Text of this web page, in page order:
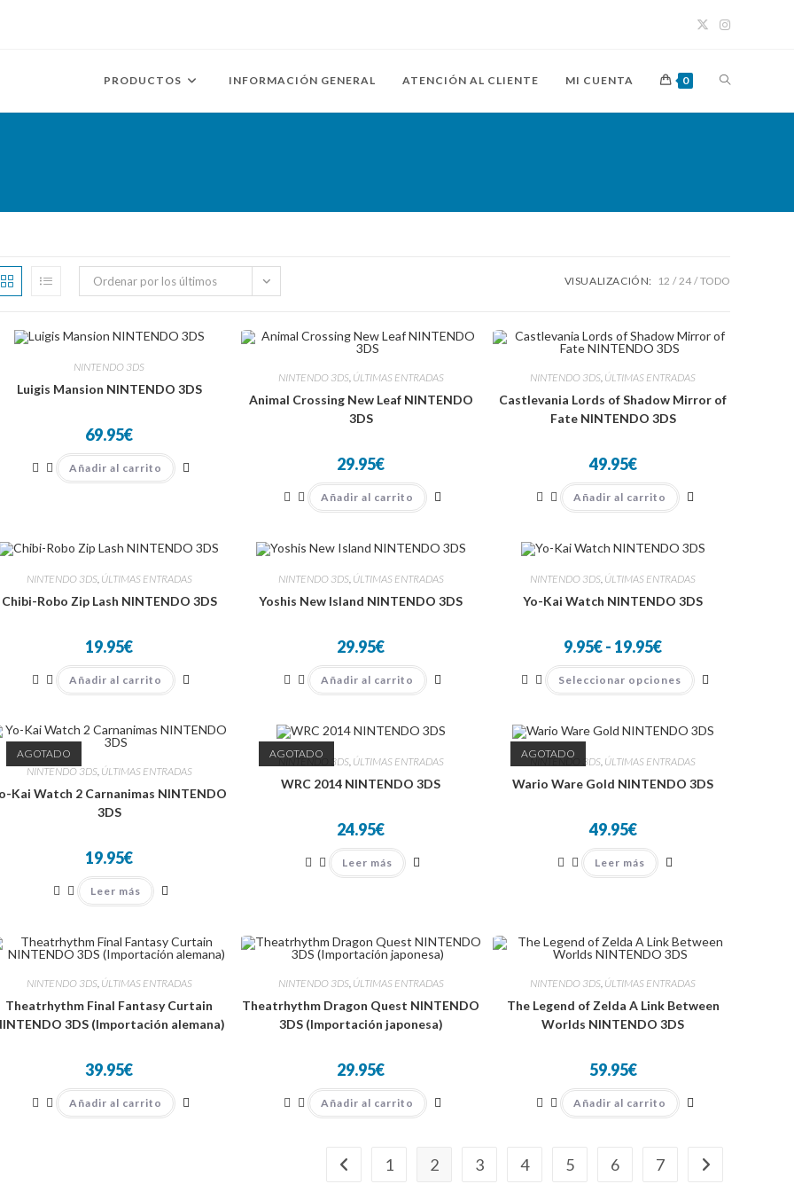
PRODUCTOS INFORMACIÓN GENERAL ATENCIÓN AL CLIENTE MI CUENTA 0 ALTERNAR
Ordenar por los últimos VISUALIZACIÓN: 12 24 TODO
NINTENDO 3DS
Luigis Mansion NINTENDO 3DS
69.95€
Añadir al carrito
NINTENDO 3DS, ÚLTIMAS ENTRADAS
Animal Crossing New Leaf NINTENDO
3DS
29.95€
Añadir al carrito
NINTENDO 3DS, ÚLTIMAS ENTRADAS
Castlevania Lords of Shadow Mirror of
Fate NINTENDO 3DS
49.95€
Añadir al carrito
NINTENDO 3DS, ÚLTIMAS ENTRADAS
Chibi-Robo Zip Lash NINTENDO 3DS
19.95€
Añadir al carrito
NINTENDO 3DS, ÚLTIMAS ENTRADAS
Yoshis New Island NINTENDO 3DS
29.95€
Añadir al carrito
NINTENDO 3DS ÚLTIMAS ENTRADAS
Yo-Kai Watch NINTENDO 3DS
9.95€- 19.95€Rango
de
precios:
desde
9.95€
Seleccionar opciones
Las
elegir
AGOTADO
NINTENDO 3DS, ÚLTIMAS ENTRADAS
Kai Watch 2 Carnanimas NINTENDO
3DS
19.95€
Leer más
AGOTADO
NINTENDO 3DS, ÚLTIMAS ENTRADAS
WRC 2014 NINTENDO 3DS
24.95€
Leer más
AGOTADO
NINTENDO 3DS ÚLTIMAS ENTRADAS
Wario Ware Gold NINTENDO 3DS
49.95€
Leer más
NINTENDO 3DS, ÚLTIMAS ENTRADAS
Theatrhythm Final Fantasy Curtain
3DS (Importación alemana)
39.95€
Añadir al carrito
NINTENDO 3DS, ÚLTIMAS ENTRADAS
Theatrhythm Dragon Quest NINTENDO
3DS (Importación japonesa)
29.95€
Añadir al carrito
NINTENDO 3DS ÚLTIMAS ENTRADAS
The Legend of Zelda A Link Between
Worlds NINTENDO 3DS
59.95€
Añadir al carrito
1 2 3 4 5 6 7